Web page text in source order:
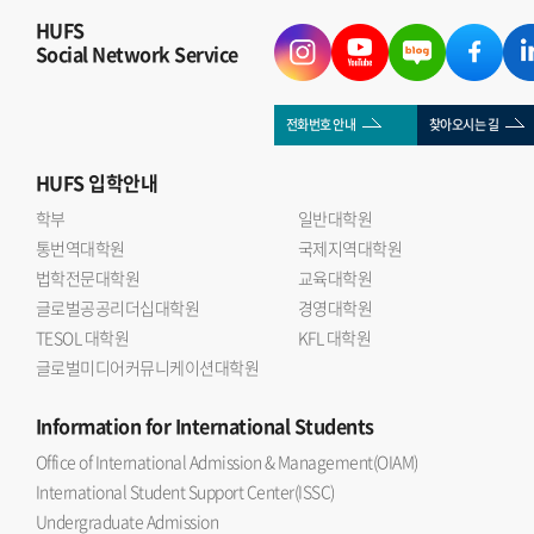
HUFS
Social Network Service
전화번호 안내 찾아오시는 길
HUFS입학안내
학부
일반대학원
통번역대학원
국제지역대학원
법학전문대학원
교육대학원
글로벌공공리더십대학원
경영대학원
TESOL 대학원
KFL 대학원
글로벌미디어커뮤니케이션대학원
Informationfor International Students
Office of International Admission & Management(OIAM)
International Student Support Center(ISSC)
Undergraduate Admission